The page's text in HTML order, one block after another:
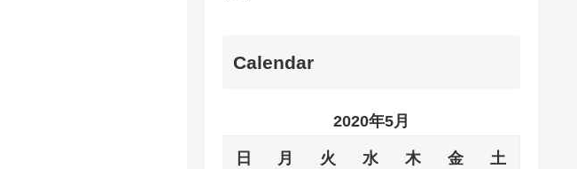
Calendar
2020年5月
日 月 火 水 木 金 土